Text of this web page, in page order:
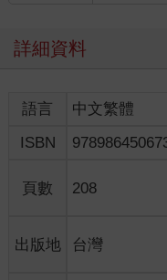
詳細資料
語言 中文繁體
ISBN
頁數 208
出版地 台灣